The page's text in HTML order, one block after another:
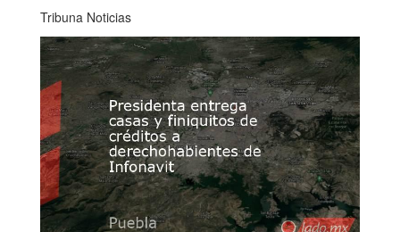
Tribuna Noticias